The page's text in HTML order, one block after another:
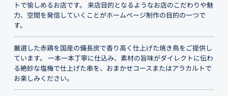
トで愉しめるお店です。 来店目的となるようなお店のこだわりや魅
力、空間を発信していくことがホームページ制作の目的の一つで
す。
厳選した赤鶏を国産の備長炭で香り高く仕上げた焼き鳥をご提供し
ています。 一本一本丁寧に仕込み、素材の旨味がダイレクトに伝わ
る絶妙な塩梅で仕上げた串を、おまかせコースまたはアラカルトで
お楽しみください。